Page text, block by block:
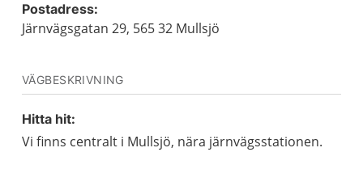
Postadress:
Järnvägsgatan 29, 565 32 Mullsjö
VÄGBESKRIVNING
Hitta hit:
Vi finns centralt i Mullsjö, nära järnvägsstationen.